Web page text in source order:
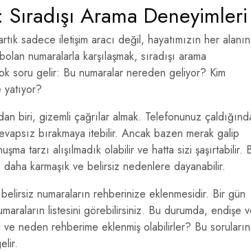
Arama Deneyimleri
sadece iletişim aracı değil, hayatımızın her
numaralarla karşılaşmak, sıradışı arama
soru gelir: Bu numaralar nereden geliyor? Kim
biri, gizemli çağrılar almak. Telefonunuz
bırakmaya itebilir. Ancak bazen merak galip
tarzı alışılmadık olabilir ve hatta sizi şaşırtabilir.
karmaşık ve belirsiz nedenlere dayanabilir.
numaraların rehberinize eklenmesidir. Bir gün
listesini görebilirsiniz. Bu durumda, endişe
neden rehberime eklenmiş olabilirler? Bu soruların